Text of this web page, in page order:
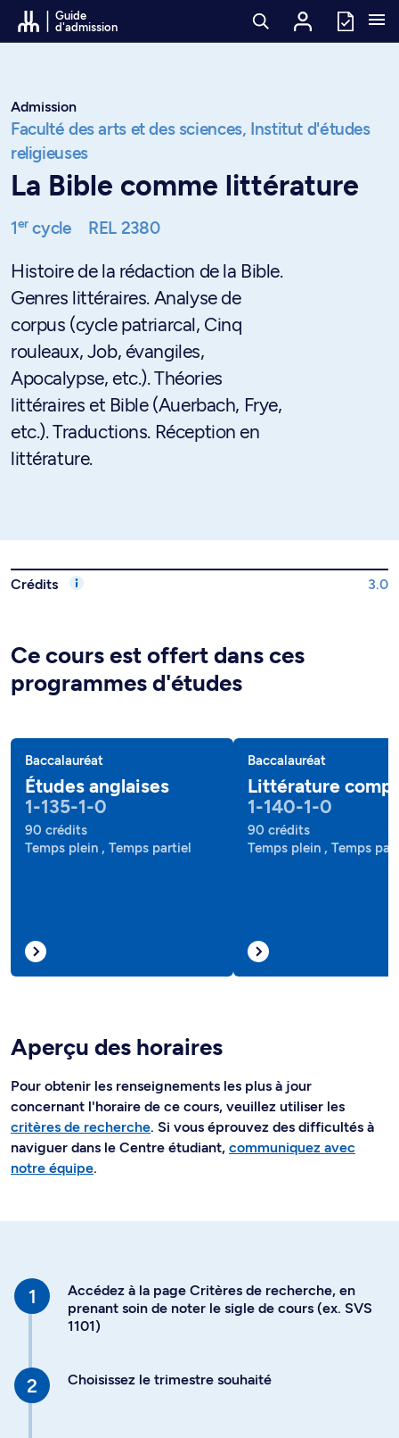
Passer au contenu
Guide
d'admission
Admission
Faculté des arts et des sciences, Institut d'études
religieuses
La Bible comme littérature
1ercycle REL 2380
Histoire de la rédaction de la Bible.
Genres littéraires. Analyse de
corpus (cycle patriarcal, Cinq
rouleaux, Job, évangiles,
Apocalypse, etc.). Théories
littéraires et Bible (Auerbach, Frye,
etc.). Traductions. Réception en
littérature.
Crédits 3.0
Ce cours est offert dans ces
programmes d'études
Baccalauréat
Études anglaises
1-135-1-0
90 crédits
Temps plein , Temps partiel
Baccalauréat
Littérature
1-140-1-0
90 crédits
Temps plein , Temps
Aperçu des horaires
Pour obtenir les renseignements les plus à jour
concernant l'horaire de ce cours, veuillez utiliser les
critères de recherche. Si vous éprouvez des difficultés à
naviguer dans le Centre étudiant, communiquez avec
notre équipe.
Accédez à la page Critères de recherche, en
prenant soin de noter le sigle de cours (ex. SVS
1101)
Choisissez le trimestre souhaité